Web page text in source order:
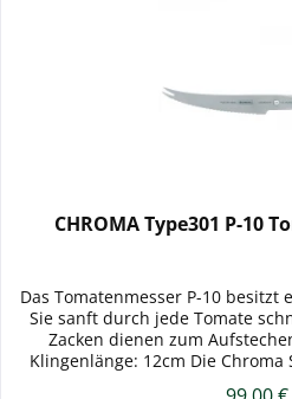
CHROMA Type301 P-10
Das Tomatenmesser P-10
Sie sanft durch jede Tomate
Zacken dienen zum
Klingenlänge: 12cm Die Chroma